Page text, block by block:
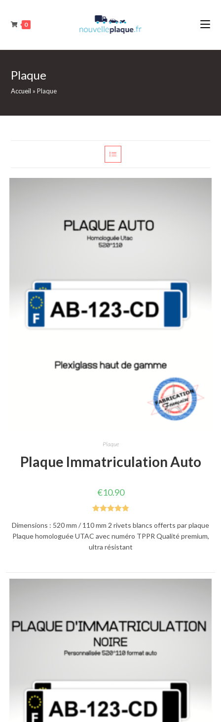
content
0
Plaque
Accueil »Plaque
Plaque
Plaque Immatriculation Auto
€10.90
sur 5
Dimensions : 520 mm / 110 mm 2 rivets blancs offerts par plaque
Plaque homologuée UTAC avec numéro TPPR Qualité premium,
ultra résistant